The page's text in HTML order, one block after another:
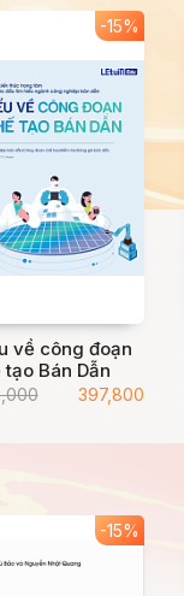
-15%
về công đoạn
tạo Bán Dẫn
397,800
-15%